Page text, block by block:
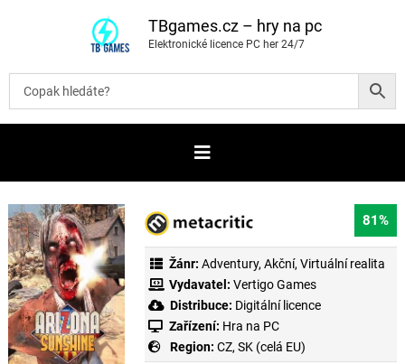
t
b
TBgames.cz – hry na pc
Elektronické licence PC her 24/7
81%
Žánr: Adventury, Akční, Virtuální realita
Vydavatel: Vertigo Games
Distribuce: Digitální licence
Zařízení: Hra na PC
Region: CZ, SK (celá EU)